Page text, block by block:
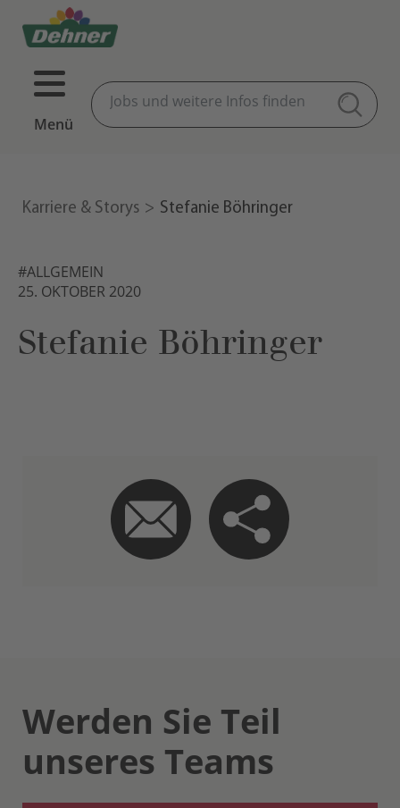
Menü
Karriere & Storys Stefanie Böhringer
#ALLGEMEIN
25. OKTOBER 2020
Stefanie Böhringer
Werden Sie Teil
unseres Teams